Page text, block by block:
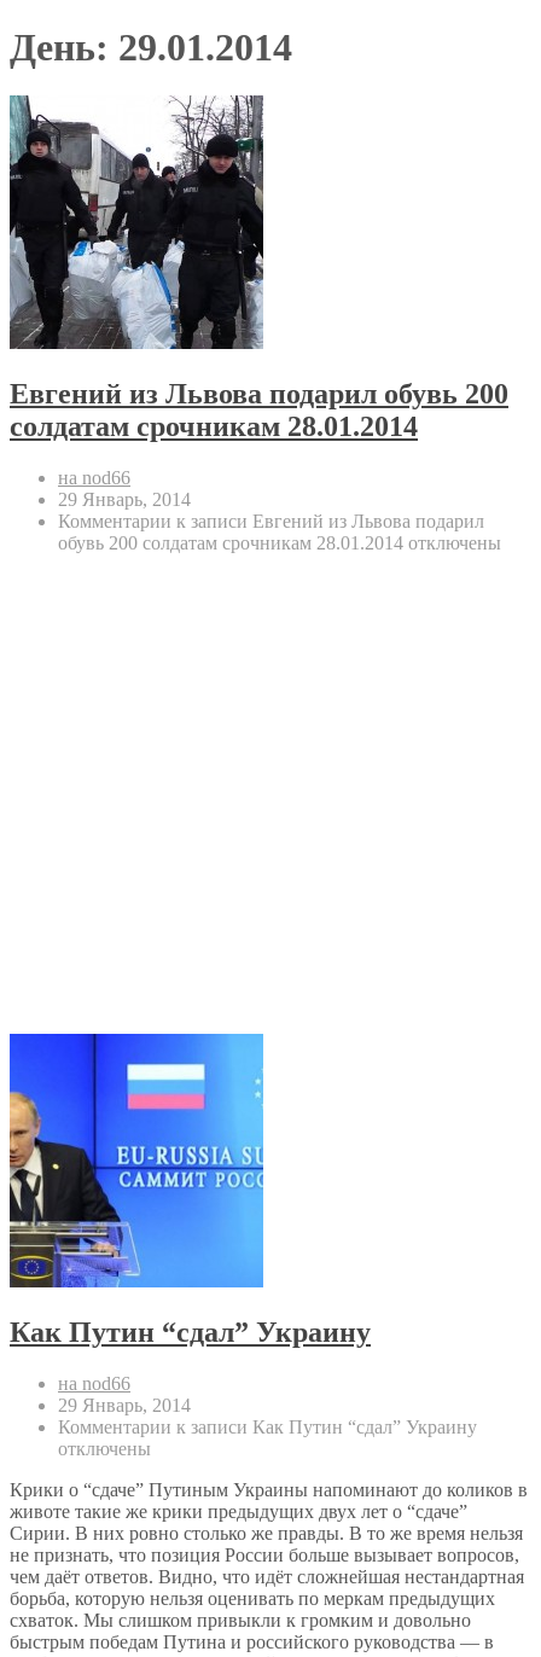
День: 29.01.2014
Евгений из Львова подарил обувь 200
солдатам срочникам 28.01.2014
на nod66
29 Январь, 2014
Комментарии к записи Евгений из Львова подарил
обувь 200 солдатам срочникам 28.01.2014 отключены
Как Путин “сдал” Украину
на nod66
29 Январь, 2014
Комментарии к записи Как Путин “сдал” Украину
отключены
Крики о “сдаче” Путиным Украины напоминают до коликов в
животе такие же крики предыдущих двух лет о “сдаче”
Сирии. В них ровно столько же правды. В то же время нельзя
не признать, что позиция России больше вызывает вопросов,
чем даёт ответов. Видно, что идёт сложнейшая нестандартная
борьба, которую нельзя оценивать по меркам предыдущих
схваток. Мы слишком привыкли к громким и довольно
быстрым победам Путина и российского руководства — в